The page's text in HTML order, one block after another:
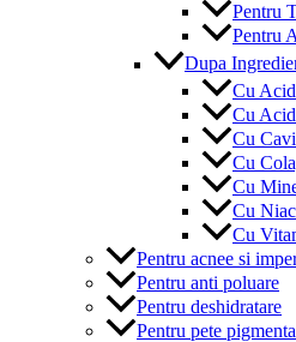
Pentru
Pentru
Dupa
Cu
Cu
Cu
Cu
Cu
Cu
Cu
Pentru acnee si
Pentru anti poluare
Pentru deshidratare
Pentru pete